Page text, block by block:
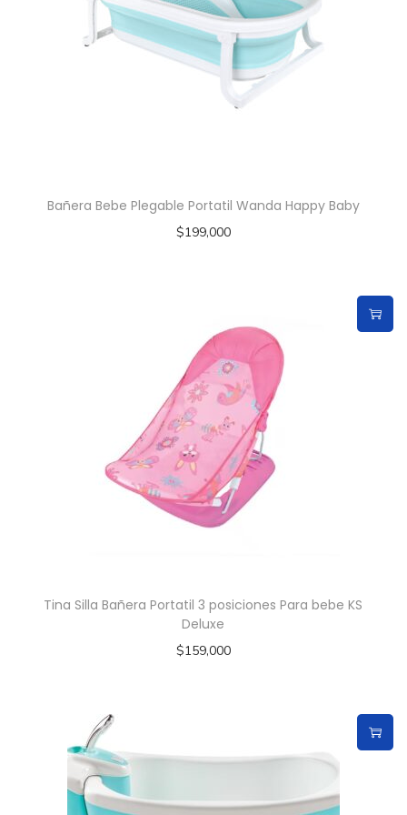
Bañera Bebe Plegable Portatil Wanda Happy Baby
$199,000
Tina Silla Bañera Portatil 3 posiciones Para bebe KS
Deluxe
$159,000